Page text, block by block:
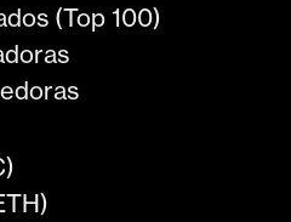
(Top 100)